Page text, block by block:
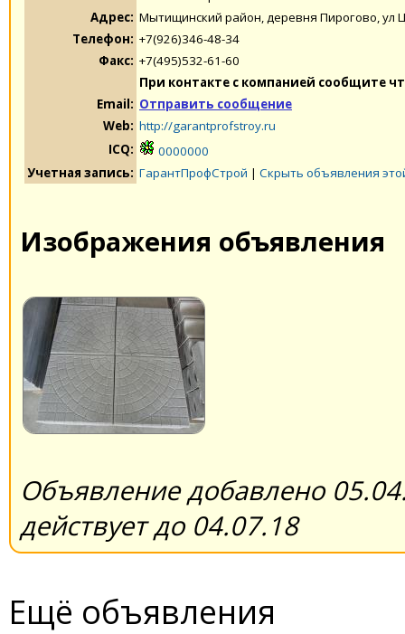
Адрес: Мытищинский район, деревня Пирогово, ул
Телефон: +7(926)346-48-34
Факс: +7(495)532-61-60
При контакте с компанией сообщите
Email: Отправить сообщение
Web: http://garantprofstroy.ru
ICQ:
0000000
Учетная запись: ГарантПрофСтрой | Скрыть объявления
Изображения объявления
Объявление добавлено
действует до 04.07.18
Ещё объявления